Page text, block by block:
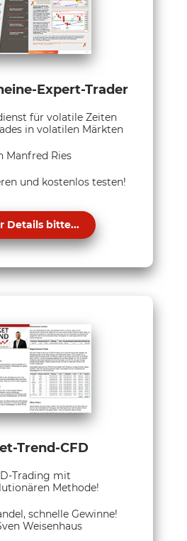
Expert-Trader
für volatile Zeiten
in volatilen Märkten
Manfred Ries
und kostenlos testen!
Details bitte...
Trend-CFD
Trading mit
Methode!
schnelle Gewinne!
Weisenhaus